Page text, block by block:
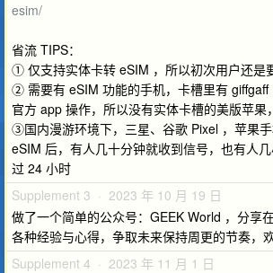
esim/
省流 TIPS：
① 仅支持实体卡转 eSIM ，所以初次用户还是
② 需要有 eSIM 功能的手机，卡槽里有 giffgaff
官方 app 操作，所以没有实体卡槽的美版苹果
③国内漫游环境下，三星、谷歌 Pixel ，苹果
eSIM 后，有人几十分钟就收到信号，也有人
过 24 小时
Supplement 3 · 2023 年 10 月 19 日
做了一个简单的公众号：GEEK World ，分享
各种经验与心得，争取未来保持周更的节奏，
Supplement 4 · 2023 年 11 月 1 日